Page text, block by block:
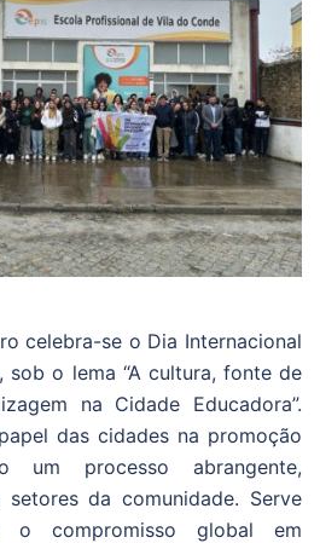
celebra-se o Dia Internacional
sob o lema “A cultura, fonte de
na Cidade Educadora”.
das cidades na promoção
um processo abrangente,
da comunidade. Serve
o compromisso global em